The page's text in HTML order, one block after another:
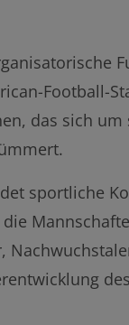
Football-
das sich
sportliche